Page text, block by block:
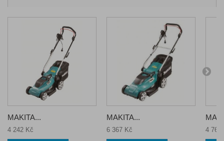
MAKITA...
4 242 Kč
MAKITA...
6 367 Kč 4 760